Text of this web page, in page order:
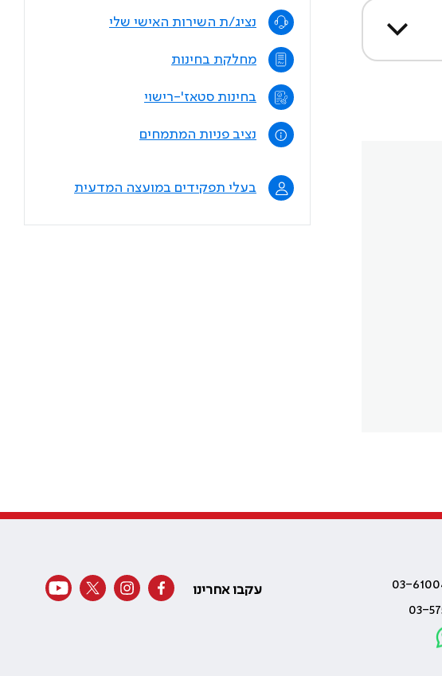
נציג/ת השירות האישי שלי
מחלקת בחינות
בחינות סטאז'-רישוי
נציב פניות המתמחים
בעלי תפקידים במועצה המדעית
עקבו אחרינו